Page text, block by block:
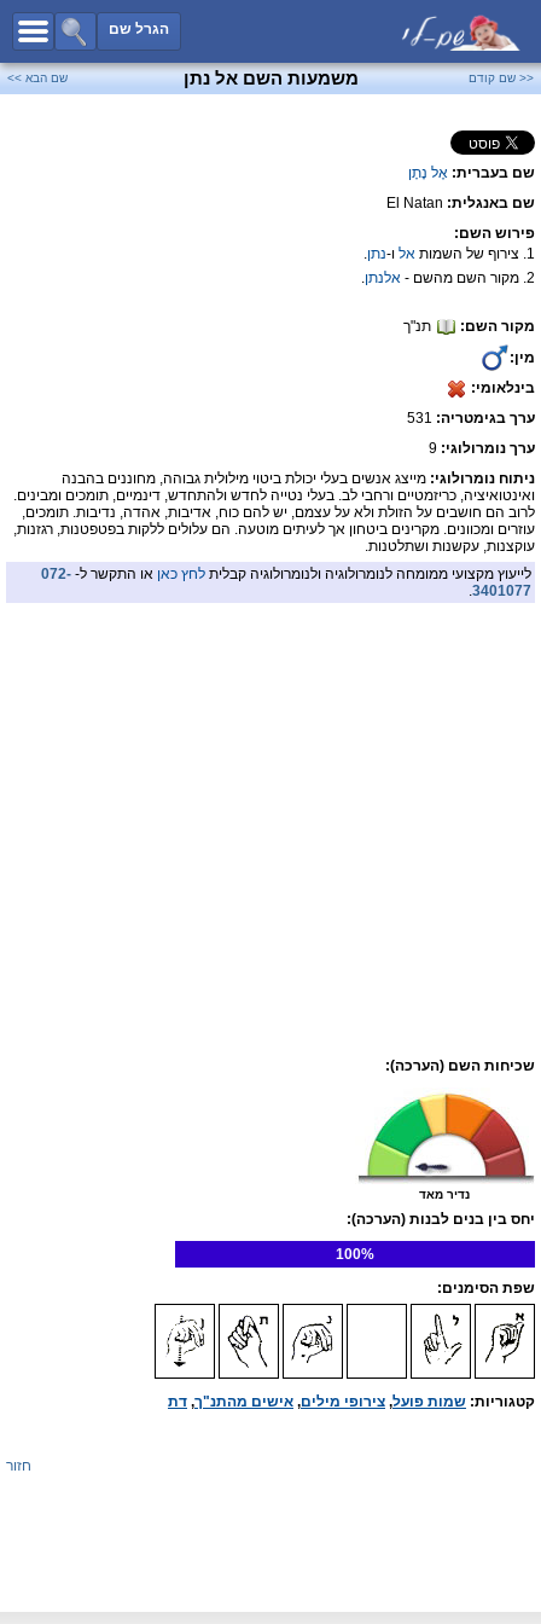
הגרל שם
כל השמות
שמות לבנים
<< שם קודם משמעות השם אל נתן שם הבא >>
שם בעברית: אֶל נָתָן
שם באנגלית: El Natan
פירוש השם:
1. צירוף של השמות
אל ו-נתן.
2. מקור השם מהשם -
אלנתן.
מקור השם:
תנ"ך
מין:
בינלאומי:
ערך בגימטריה:
ערך נומרולוגי: 9
ניתוח נומרולוגי: מייצג אנשים בעלי יכולת ביטוי מילולית גבוהה, מחוננים בהבנה
ואינטואיציה, כריזמטיים ורחבי לב. בעלי נטייה לחדש ולהתחדש, דינמיים, תומכים ומבינים.
לרוב הם חושבים על הזולת ולא על עצמם, יש להם כוח, אדיבות, אהדה, נדיבות. תומכים,
עוזרים ומכוונים. מקרינים ביטחון אך לעיתים מוטעה. הם עלולים ללקות בפטפטנות, רגזנות,
עוקצנות, עקשנות ושתלטנות.
לייעוץ מקצועי ממומחה לנומרולוגיה ולנומרולוגיה קבלית לחץ כאן או התקשר ל- 072-
3401077
.
שכיחות השם (הערכה):
נדיר מאד
יחס בין בנים לבנות (הערכה):
100%
שפת הסימנים:
קטגוריות: שמות פועל, צירופי מילים, אישים מהתנ"ך, דת
חזור